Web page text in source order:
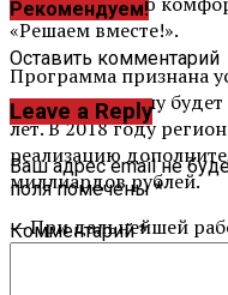
«Решаем вместе!».
Программа признана
уровне, а потому
лет. В 2018 году
реализацию
миллиардов рублей.
— При дальнейшей
Рекомендуем!
Оставить комментарий
Leave a Reply
Ваш адрес email не
поля помечены*
Комментарий*